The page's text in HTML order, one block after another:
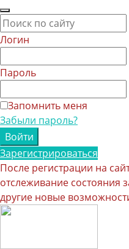
Логин
Пароль
Запомнить меня
Забыли пароль?
Зарегистрироваться
После регистрации на
отслеживание состояния
другие новые